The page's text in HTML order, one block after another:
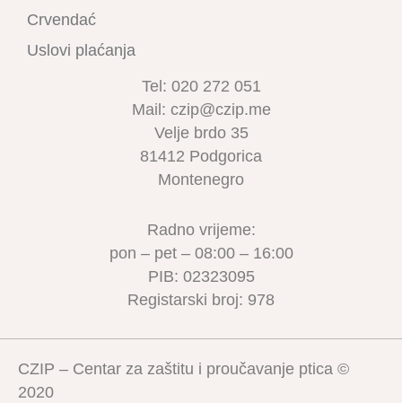
Crvendać
Uslovi plaćanja
Tel: 020 272 051
Mail: czip@czip.me
Velje brdo 35
81412 Podgorica
Montenegro
Radno vrijeme:
pon – pet – 08:00 – 16:00
PIB: 02323095
Registarski broj: 978
CZIP – Centar za zaštitu i proučavanje ptica ©
2020